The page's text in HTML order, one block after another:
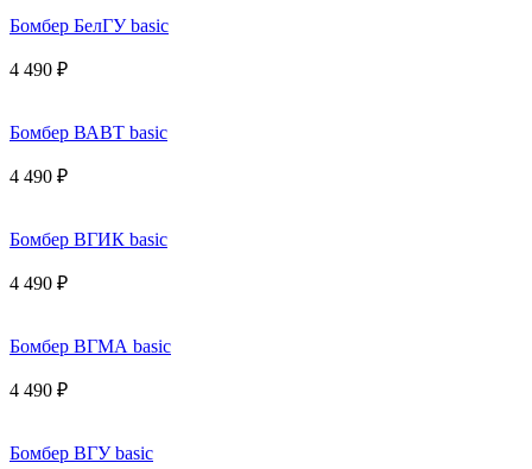
Бомбер БелГУ basic
4 490 ₽
Бомбер ВАВТ basic
4 490 ₽
Бомбер ВГИК basic
4 490 ₽
Бомбер ВГМА basic
4 490 ₽
Бомбер ВГУ basic